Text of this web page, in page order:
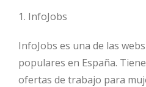
1. InfoJobs
InfoJobs es una de las
populares en España.
ofertas de trabajo para